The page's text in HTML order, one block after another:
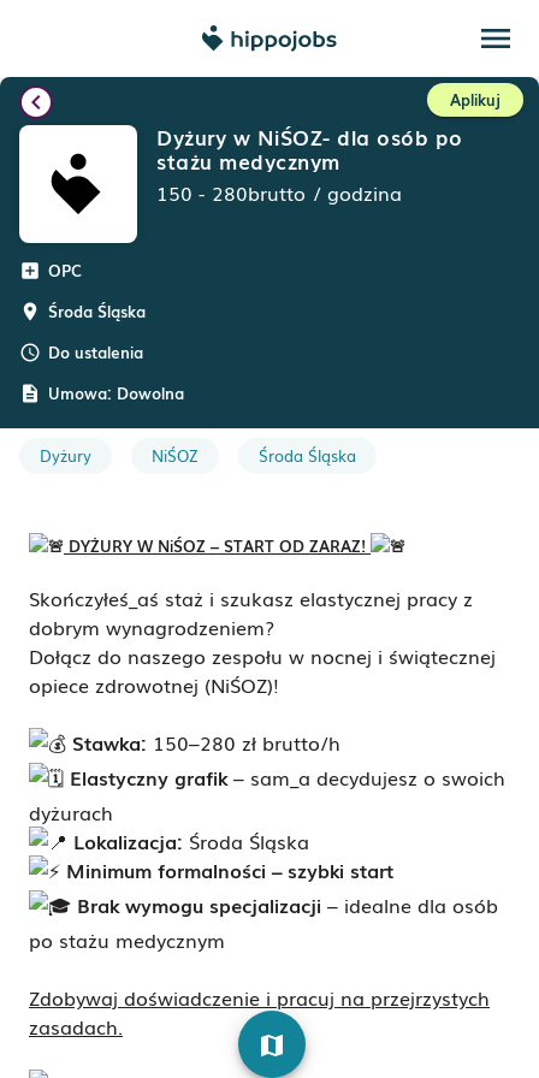
menu
chevron_left Aplikuj
Dyżury w NiŚOZ- dla osób po
stażu medycznym
150- 280brutto / godzina
add_box OPC
room Środa Śląska
schedule Do ustalenia
description Umowa: Dowolna
Dyżury NiŚOZ Środa Śląska
DYŻURY W NiŚOZ – START OD ZARAZ!
Skończyłeś_aś staż i szukasz elastycznej pracy z
dobrym wynagrodzeniem?
Dołącz do naszego zespołu w nocnej i świątecznej
opiece zdrowotnej (NiŚOZ)!
Stawka: 150–280 zł brutto/h
Elastyczny grafik– sam_a decydujesz o swoich
dyżurach
Lokalizacja: Środa Śląska
Minimum formalności – szybki start
Brak wymogu specjalizacji – idealne dla osób
po stażu medycznym
Zdobywaj doświadczenie i pracuj na przejrzystych
zasadach.
map